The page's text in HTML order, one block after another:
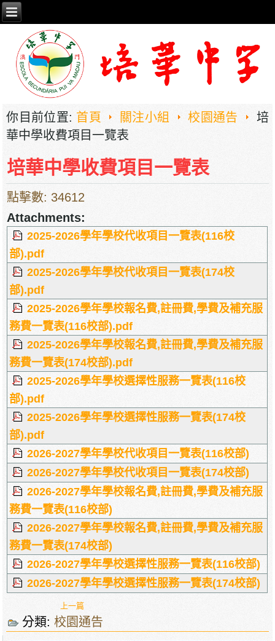
你目前位置: 首頁 關注小組 校園通告
培
華中學收費項目一覽表
培華中學收費項目一覽表
點擊數: 34612
Attachments:
2025-2026學年學校代收項目一覽表(116校
部).pdf
2025-2026學年學校代收項目一覽表(174校
部).pdf
2025-2026學年學校報名費,註冊費,學費及補充服
務費一覽表(116校部).pdf
2025-2026學年學校報名費,註冊費,學費及補充服
務費一覽表(174校部).pdf
2025-2026學年學校選擇性服務一覽表(116校
部).pdf
2025-2026學年學校選擇性服務一覽表(174校
部).pdf
2026-2027學年學校代收項目一覽表(116校部)
2026-2027學年學校代收項目一覽表(174校部)
2026-2027學年學校報名費,註冊費,學費及補充服
務費一覽表(116校部)
2026-2027學年學校報名費,註冊費,學費及補充服
務費一覽表(174校部)
2026-2027學年學校選擇性服務一覽表(116校部)
2026-2027學年學校選擇性服務一覽表(174校部)
上一篇
分類:校園通告